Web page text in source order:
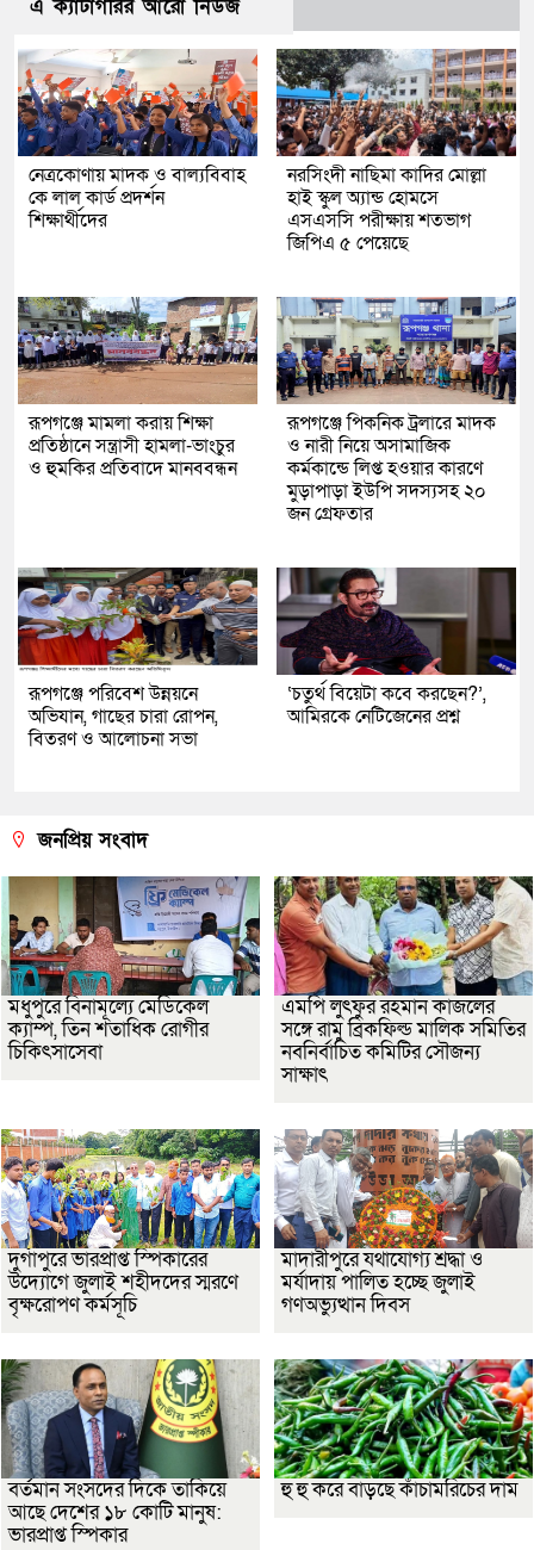
এ ক্যাটাগরির আরো নিউজ
নেত্রকোণায় মাদক ও বাল্যবিবাহ
কে লাল কার্ড প্রদর্শন
শিক্ষার্থীদের
নরসিংদী নাছিমা কাদির মোল্লা
হাই স্কুল অ্যান্ড হোমসে
এসএসসি পরীক্ষায় শতভাগ
জিপিএ ৫ পেয়েছে
রূপগঞ্জে মামলা করায় শিক্ষা
প্রতিষ্ঠানে সন্ত্রাসী হামলা-ভাংচুর
ও হুমকির প্রতিবাদে মানববন্ধন
রূপগঞ্জে পিকনিক ট্রলারে মাদক
ও নারী নিয়ে অসামাজিক
কর্মকান্ডে লিপ্ত হওয়ার কারণে
মুড়াপাড়া ইউপি সদস্যসহ ২০
জন গ্রেফতার
রূপগঞ্জে পরিবেশ উন্নয়নে
অভিযান, গাছের চারা রোপন,
বিতরণ ও আলোচনা সভা
‘চতুর্থ বিয়েটা কবে করছেন?’,
আমিরকে নেটিজেনের প্রশ্ন
জনপ্রিয় সংবাদ
মধুপুরে বিনামূল্যে মেডিকেল
ক্যাম্প, তিন শতাধিক রোগীর
চিকিৎসাসেবা
এমপি লুৎফুর রহমান কাজলের
সঙ্গে রামু ব্রিকফিল্ড মালিক সমিতির
নবনির্বাচিত কমিটির সৌজন্য
সাক্ষাৎ
দুর্গাপুরে ভারপ্রাপ্ত স্পিকারের
উদ্যোগে জুলাই শহীদদের স্মরণে
বৃক্ষরোপণ কর্মসূচি
মাদারীপুরে যথাযোগ্য শ্রদ্ধা ও
মর্যাদায় পালিত হচ্ছে জুলাই
গণঅভ্যুত্থান দিবস
বর্তমান সংসদের দিকে তাকিয়ে
আছে দেশের ১৮ কোটি মানুষ:
ভারপ্রাপ্ত স্পিকার
হু হু করে বাড়ছে কাঁচামরিচের দাম